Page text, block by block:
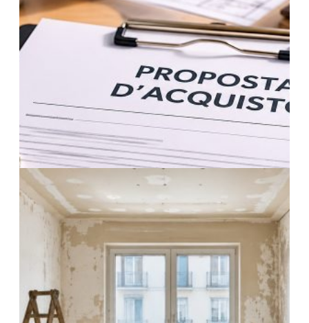
9 Luglio 2026
Tempo per vendere casa: da cosa dipende
davvero?